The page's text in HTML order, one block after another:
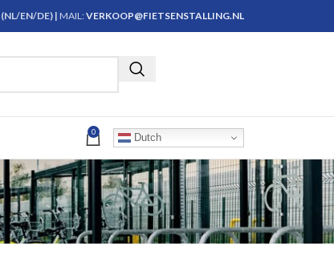
(NL/EN/DE) | MAIL:VERKOOP@FIETSENSTALLING.NL
Krijg persoonlijk advies
0 Dutch